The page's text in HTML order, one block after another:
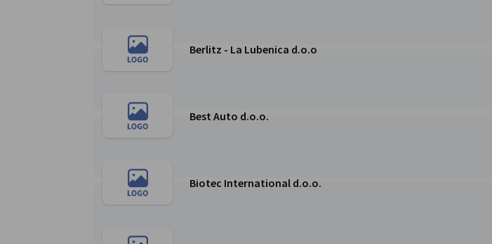
Weiter zur Berlitz - La Lubenica d.o.o Seite
Berlitz - La Lubenica d.o.o
Weiter zur Best Auto d.o.o. Seite
Best Auto d.o.o.
Weiter zur Biotec International d.o.o. Seite
Biotec International d.o.o.